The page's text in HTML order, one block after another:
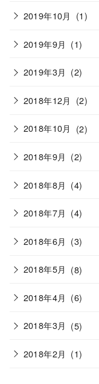
2019年10月 (1)
2019年9月 (1)
2019年3月 (2)
2018年12月 (2)
2018年10月 (2)
2018年9月 (2)
2018年8月 (4)
2018年7月 (4)
2018年6月 (3)
2018年5月 (8)
2018年4月 (6)
2018年3月 (5)
2018年2月 (1)